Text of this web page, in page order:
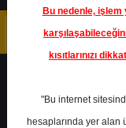
Bu nedenle,
kısıtlarınızı
"Bu internet
hesaplarında yer alan